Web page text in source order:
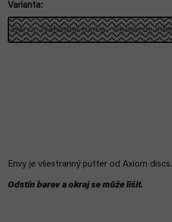
Varianta
Envy je všestranný putter od Axiom discs.
Odstín barev a okraj se může lišit.